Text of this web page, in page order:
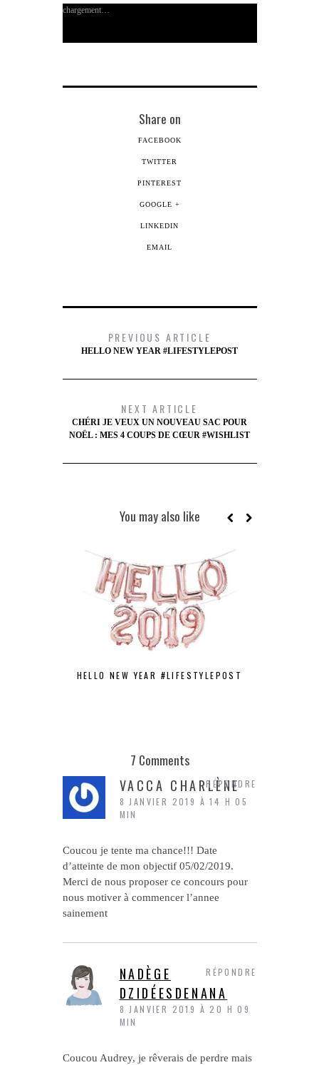
fenêtre)fenêtre)
une
nouvelle
chargement…
Share on
FACEBOOK
TWITTER
PINTEREST
GOOGLE +
LINKEDIN
EMAIL
PREVIOUS ARTICLE
HELLO NEW YEAR #LIFESTYLEPOST
NEXT ARTICLE
CHÉRI JE VEUX UN NOUVEAU SAC POUR
NOËL : MES 4 COUPS DE CŒUR #WISHLIST
You may also like
HELLO NEW YEAR #LIFESTYLEPOST
7 Comments
VACCA CHARLÈNE
8 JANVIER 2019 À 14 H 05
MIN
Coucou je tente ma chance!!! Date
d’atteinte de mon objectif 05/02/2019.
Merci de nous proposer ce concours pour
nous motiver à commencer l’annee
sainement
RÉPONDRE
NADÈGE
DZIDÉESDENANA
8 JANVIER 2019 À 20 H 09
MIN
Coucou Audrey, je rêverais de perdre mais
RÉPONDRE